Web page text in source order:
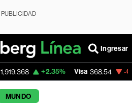
PUBLICIDAD
Ingresar
+2.35% Visa 368.54 -0.28%
MUNDO